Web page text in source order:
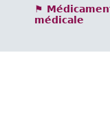
⚑
médicale